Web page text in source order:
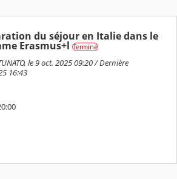
du séjour en Italie dans le
Erasmus+l Terminé
le 9 oct. 2025 09:20 / Dernière
16:43